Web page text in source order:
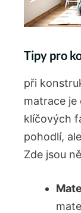
Tipy pro
při
matrace je
klíčových
pohodlí,
Zde jsou